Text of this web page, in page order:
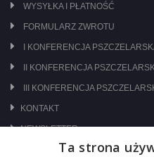
WYSYŁKA I PŁATNOŚĆ
FORMULARZ ZWROTU
I KONFERENCJA
II KONFERENCJA
III KONFERENCJA
KONTAKT
NEWSLETTER
Ta strona